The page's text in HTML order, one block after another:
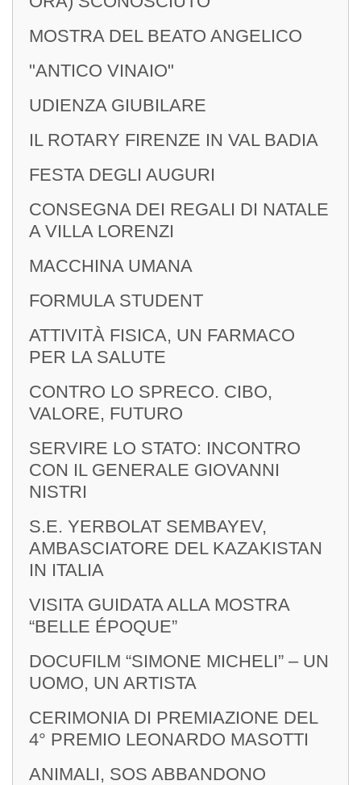
MOSTRA DEL BEATO ANGELICO
"ANTICO VINAIO"
UDIENZA GIUBILARE
IL ROTARY FIRENZE IN VAL BADIA
FESTA DEGLI AUGURI
CONSEGNA DEI REGALI DI NATALE
A VILLA LORENZI
MACCHINA UMANA
FORMULA STUDENT
ATTIVITÀ FISICA, UN FARMACO
PER LA SALUTE
CONTRO LO SPRECO. CIBO,
VALORE, FUTURO
SERVIRE LO STATO: INCONTRO
CON IL GENERALE GIOVANNI
NISTRI
S.E. YERBOLAT SEMBAYEV,
AMBASCIATORE DEL KAZAKISTAN
IN ITALIA
VISITA GUIDATA ALLA MOSTRA
“BELLE ÉPOQUE”
DOCUFILM “SIMONE MICHELI” – UN
UOMO, UN ARTISTA
CERIMONIA DI PREMIAZIONE DEL
4° PREMIO LEONARDO MASOTTI
ANIMALI, SOS ABBANDONO